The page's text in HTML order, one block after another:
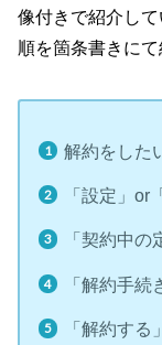
像付きで紹介し
順を箇条書きにて
解約をした
「設定」or
「契約中
「解約手続
「解約する